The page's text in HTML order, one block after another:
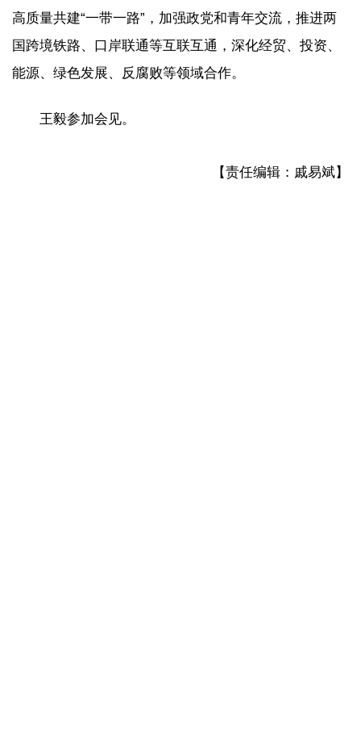
高质量共建“一带一路”，加强政党和青年交流，推进两
国跨境铁路、口岸联通等互联互通，深化经贸、投资、
能源、绿色发展、反腐败等领域合作。
王毅参加会见。
【责任编辑：戚易斌】